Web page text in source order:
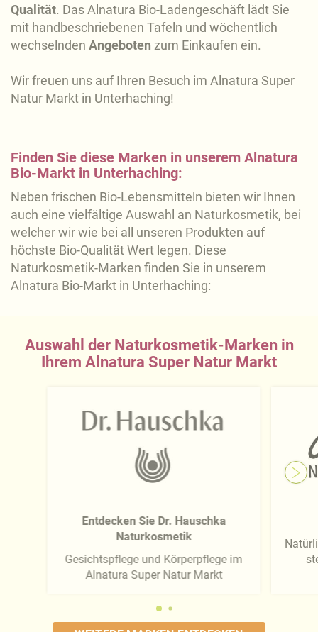
Qualität. Das Alnatura Bio-Ladengeschäft lädt Sie
mit handbeschriebenen Tafeln und wöchentlich
wechselnden Angeboten zum Einkaufen ein.
Wir freuen uns auf Ihren Besuch im Alnatura Super
Natur Markt in Unterhaching!
Finden Sie diese Marken in unserem Alnatura
Bio-Markt in Unterhaching:
Neben frischen Bio-Lebensmitteln bieten wir Ihnen
auch eine vielfältige Auswahl an Naturkosmetik, bei
welcher wir wie bei all unseren Produkten auf
höchste Bio-Qualität Wert legen. Diese
Naturkosmetik-Marken finden Sie in unserem
Alnatura Bio-Markt in Unterhaching:
Auswahl der Naturkosmetik-Marken in
Ihrem Alnatura Super Natur Markt
Entdecken Sie Dr. Hauschka
Naturkosmetik
Gesichtspflege und Körperpflege im
Alnatura Super Natur Markt